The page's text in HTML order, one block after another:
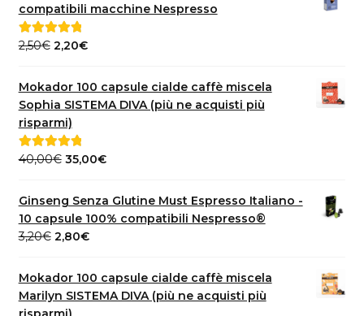
compatibili macchine Nespresso
Valutato5.00
2,50€ Il
originale
era:
2,50€.
2,20€Il
attuale
è:
Mokador 100 capsule cialde caffè miscela
Sophia SISTEMA DIVA (più ne acquisti più
risparmi)
Valutato5.00
40,00€ Il
originale
era:
40,00€.
35,00€Il
attuale
è:
Ginseng Senza Glutine Must Espresso Italiano -
10 capsule 100% compatibili Nespresso®
3,20€ Il
originale
era:
3,20€.
2,80€Il
attuale
è:
Mokador 100 capsule cialde caffè miscela
Marilyn SISTEMA DIVA (più ne acquisti più